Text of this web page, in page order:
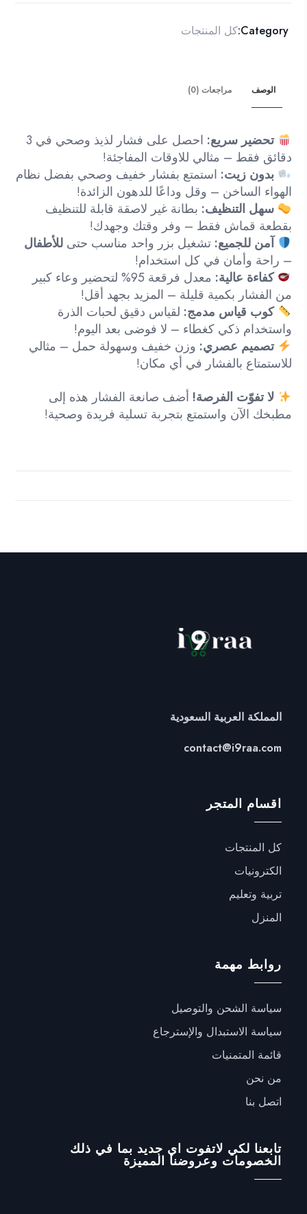
وسريعة
في
Category: كل المنتجات
الوصف مراجعات (0)
تحضير سريع:
احصل على فشار لذيذ وصحي في 3
دقائق فقط – مثالي للاوقات المفاجئة!
بدون زيت: استمتع بفشار خفيف وصحي بفضل نظام
الهواء الساخن – وقل وداعًا للدهون الزائدة!
سهل التنظيف: بطانة غير لاصقة قابلة للتنظيف
بقطعة قماش فقط – وفر وقتك وجهدك!
آمن للجميع: تشغيل بزر واحد مناسب حتى للأطفال
– راحة وأمان في كل استخدام!
كفاءة عالية:
معدل فرقعة 95% لتحضير وعاء كبير
من الفشار بكمية قليلة – المزيد بجهد أقل!
كوب قياس مدمج: لقياس دقيق لحبات الذرة
واستخدام ذكي كغطاء – لا فوضى بعد اليوم!
تصميم عصري: وزن خفيف وسهولة حمل – مثالي
للاستمتاع بالفشار في أي مكان!
لا تفوّت الفرصة! أضف صانعة الفشار هذه إلى
مطبخك الآن واستمتع بتجربة تسلية فريدة وصحية!
المملكة العربية السعودية
contact@i9raa.com
اقسام المتجر
كل المنتجات
الكترونيات
تربية وتعليم
المنزل
روابط مهمة
سياسة الشحن والتوصيل
سياسة الاستبدال والإسترجاع
قائمة المتمنيات
من نحن
اتصل بنا
تابعنا لكي لاتفوت اي جديد بما في ذلك
الخصومات وعروضنا المميزة